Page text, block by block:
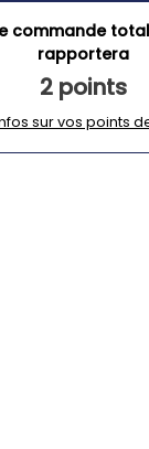
commande
rapportera
2 points
sur vos points